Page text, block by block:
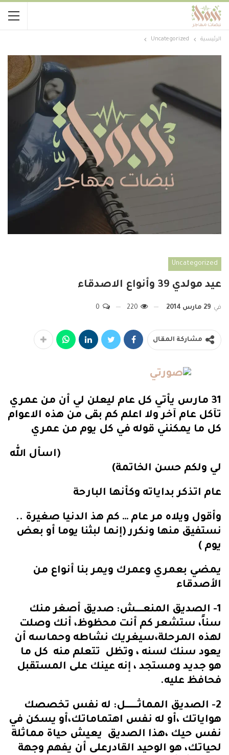
الرئيسية Uncategorized
Uncategorized
عيد مولدي 39 وأنواع الاصدقاء
في 29 مارس 2014
مشاركة المقال
31 مارس يأتي كل عام ليعلن لي أن من عمري
تآكل عام آخر ولا اعلم كم بقى من هذه الاعوام
كل ما يمكنني قوله في كل يوم من عمري
(اسأل الله
لي ولكم حسن الخاتمة)
عام اتذكر بداياته وكأنها البارحة
وأقول ويلاه مر عام … كم هذ الدنيا صغيرة ..
نستفيق منها ونكرر (إنما لبثنا يوما أو بعض
يوم )
يمضي بعمري وعمرك ويمر بنا أنواع من
الأصدقاء
1- الصديق المنعـــــــش: صديق أصغر منك
سناً، ستشعر كم أنت محظوظ، أنك وصلت
لهذه المرحلة،سيغريك نشاطه وحماسه أن
يعود سنك لسنه ، وتظل تتعلم منه كل ما
هو جديد ومستجد ، إنه عينك على المستقبل
فحافظ عليه.
2- الصديق المماثــــــــــــل: له نفس تخصصك
هواياتك ،أو له نفس اهتماماتك،أو يسكن في
نفس حيك ،هذا الصديق يعيش حياة مماثلة
لحياتك، هو الوحيد القادرعلى أن يفهم وجهة